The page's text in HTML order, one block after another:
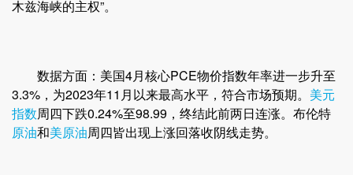
木兹海峡的主权”。
数据方面：美国4月核心PCE物价指数年率进一步升至
3.3%，为2023年11月以来最高水平，符合市场预期。 美元
指数周四下跌0.24%至98.99，终结此前两日连涨。布伦特
原油和美原油周四皆出现上涨回落收阴线走势。